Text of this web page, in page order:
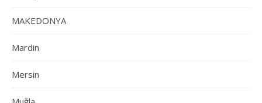
MAKEDONYA
Mardin
Mersin